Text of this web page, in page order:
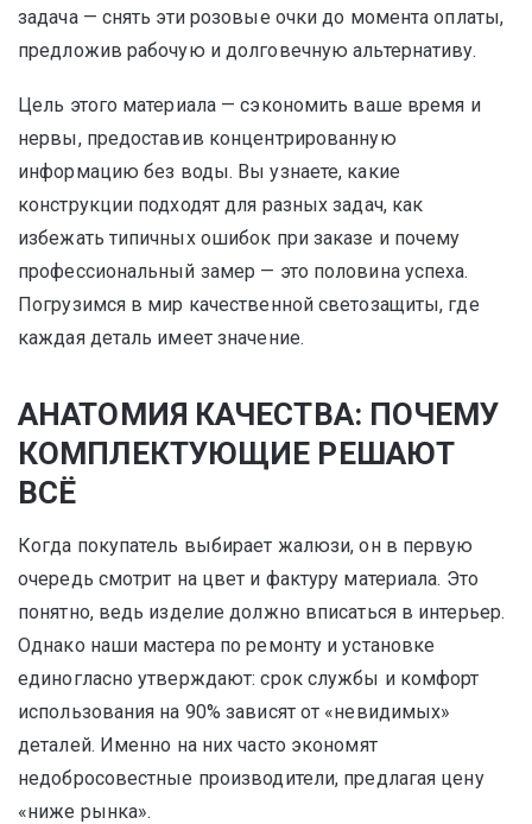
задача — снять эти розовые очки до момента оплаты,
предложив рабочую и долговечную альтернативу.
Цель этого материала — сэкономить ваше время и
нервы, предоставив концентрированную
информацию без воды. Вы узнаете, какие
конструкции подходят для разных задач, как
избежать типичных ошибок при заказе и почему
профессиональный замер — это половина успеха.
Погрузимся в мир качественной светозащиты, где
каждая деталь имеет значение.
АНАТОМИЯ КАЧЕСТВА: ПОЧЕМУ
КОМПЛЕКТУЮЩИЕ РЕШАЮТ
ВСЁ
Когда покупатель выбирает жалюзи, он в первую
очередь смотрит на цвет и фактуру материала. Это
понятно, ведь изделие должно вписаться в интерьер.
Однако наши мастера по ремонту и установке
единогласно утверждают: срок службы и комфорт
использования на 90% зависят от «невидимых»
деталей. Именно на них часто экономят
недобросовестные производители, предлагая цену
«ниже рынка».